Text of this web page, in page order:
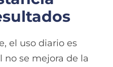
el uso diario es
no se mejora de la